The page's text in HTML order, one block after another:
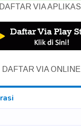
DAFTAR VIA APLIKASI
DAFTAR VIA ONLINE